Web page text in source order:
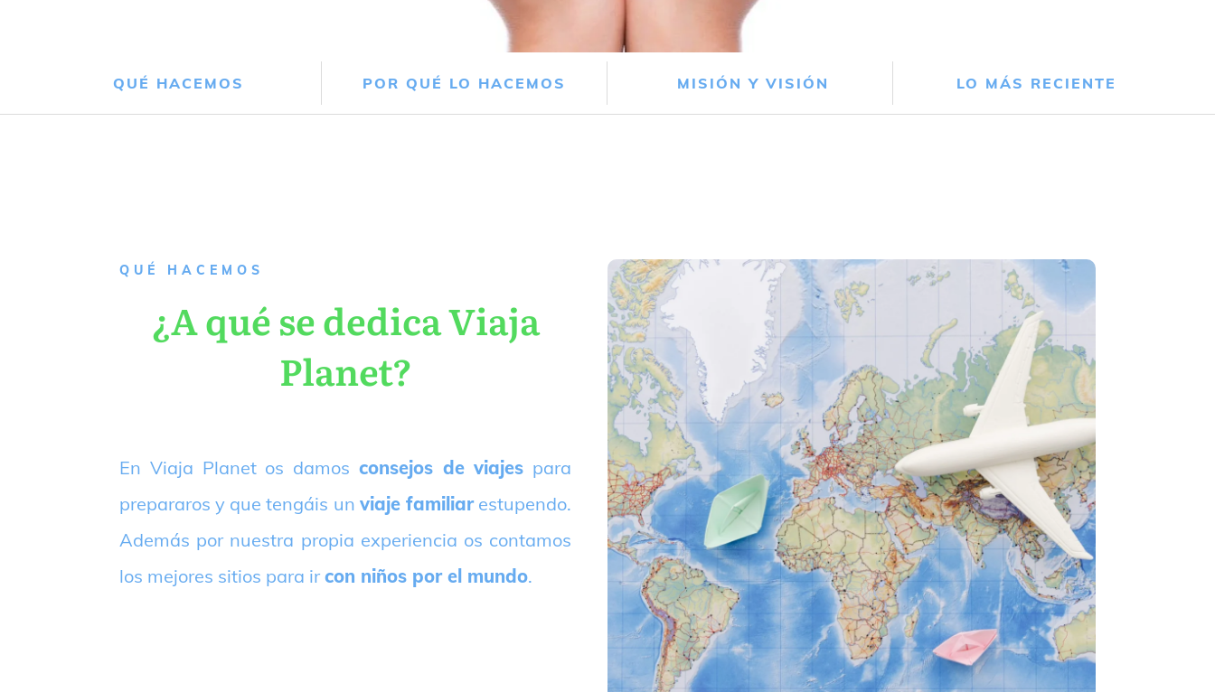
QUÉ HACEMOS POR QUÉ LO HACEMOS MISIÓN Y VISIÓN LO MÁS RECIENTE
QUÉ HACEMOS
¿A qué se dedica Viaja
Planet?
En Viaja Planet os damos consejos de viajes para
prepararos y que tengáis un viaje familiarestupendo.
Además por nuestra propia experiencia os contamos
los mejores sitios para ir con niños por el mundo.